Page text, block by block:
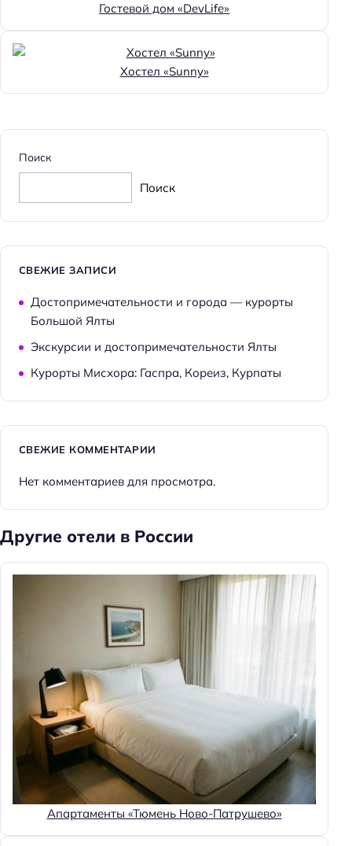
Гостевой дом «DevLife»
Хостел «Sunny»
Поиск
Поиск
СВЕЖИЕ ЗАПИСИ
Достопримечательности и города — курорты
Большой Ялты
Экскурсии и достопримечательности Ялты
Курорты Мисхора: Гаспра, Кореиз, Курпаты
СВЕЖИЕ КОММЕНТАРИИ
Нет комментариев для просмотра.
Другие отели в России
Апартаменты «Тюмень Ново-Патрушево»